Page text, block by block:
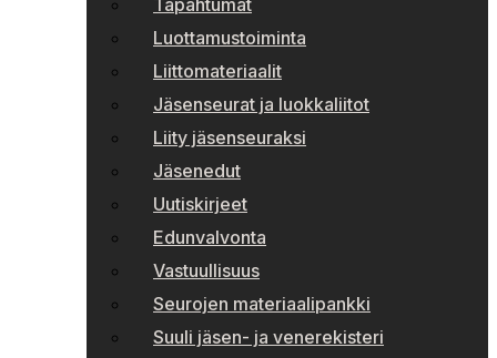
Tapahtumat
Luottamustoiminta
Liittomateriaalit
Jäsenseurat ja luokkaliitot
Liity jäsenseuraksi
Jäsenedut
Uutiskirjeet
Edunvalvonta
Vastuullisuus
Seurojen materiaalipankki
Suuli jäsen- ja venerekisteri